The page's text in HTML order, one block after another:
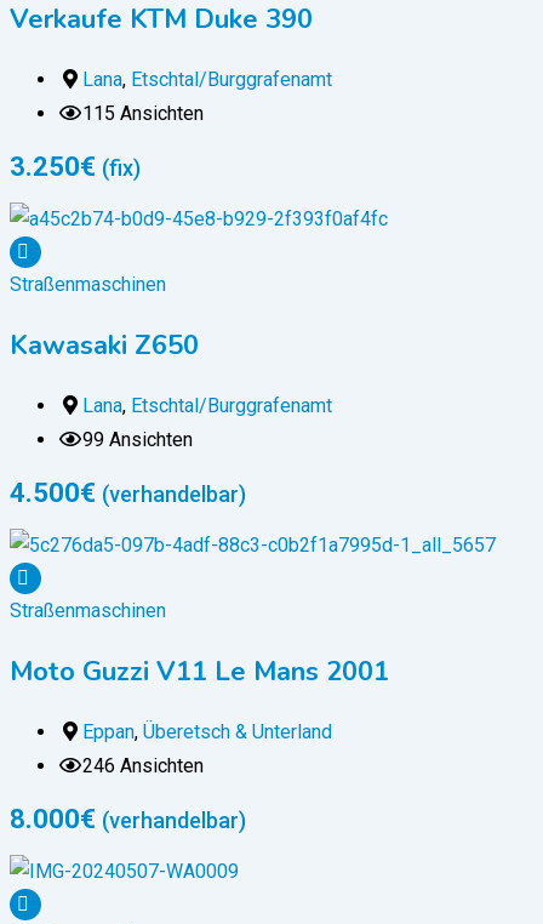
Verkaufe KTM Duke 390
Lana, Etschtal/Burggrafenamt
115 Ansichten
3.250€ (fix)
Straßenmaschinen
Kawasaki Z650
Lana, Etschtal/Burggrafenamt
99 Ansichten
4.500€ (verhandelbar)
Straßenmaschinen
Moto Guzzi V11 Le Mans 2001
Eppan, Überetsch & Unterland
246 Ansichten
8.000€ (verhandelbar)